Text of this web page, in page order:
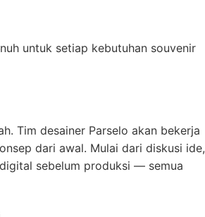
untuk setiap kebutuhan souvenir
Tim desainer Parselo akan bekerja
dari awal. Mulai dari diskusi ide,
sebelum produksi — semua